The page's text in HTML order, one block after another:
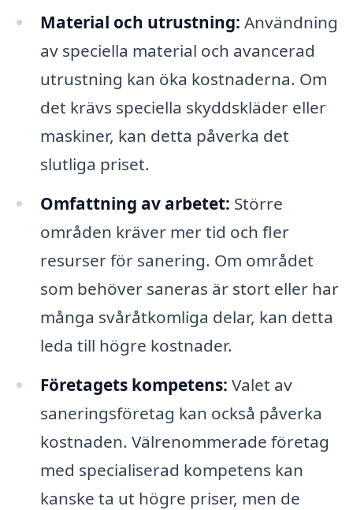
Material och utrustning: Användning
av speciella material och avancerad
utrustning kan öka kostnaderna. Om
det krävs speciella skyddskläder eller
maskiner, kan detta påverka det
slutliga priset.
Omfattning av arbetet: Större
områden kräver mer tid och fler
resurser för sanering. Om området
som behöver saneras är stort eller har
många svåråtkomliga delar, kan detta
leda till högre kostnader.
Företagets kompetens: Valet av
saneringsföretag kan också påverka
kostnaden. Välrenommerade företag
med specialiserad kompetens kan
kanske ta ut högre priser, men de